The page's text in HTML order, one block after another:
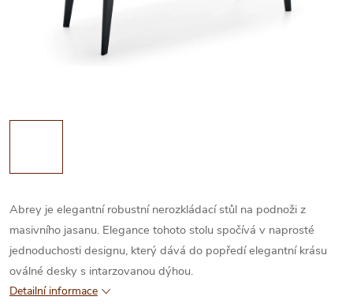
Abrey je elegantní robustní nerozkládací stůl na podnoži z
masivního jasanu. Elegance tohoto stolu spočívá v naprosté
jednoduchosti designu, který dává do popředí elegantní krásu
oválné desky s intarzovanou dýhou.
Detailní informace